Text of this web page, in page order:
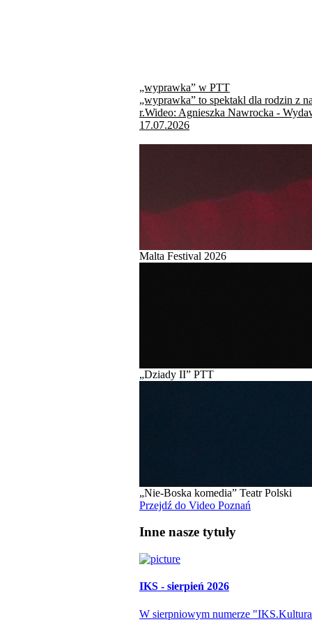
„wyprawka” w PTT
„wyprawka” to spektakl dla rodzin z
r.Wideo: Agnieszka Nawrocka -
17.07.2026
Malta Festival 2026
„Dziady II” PTT
„Nie-Boska komedia” Teatr Polski
Przejdź do Video Poznań
Inne nasze tytuły
IKS - sierpień 2026
W sierpniowym numerze